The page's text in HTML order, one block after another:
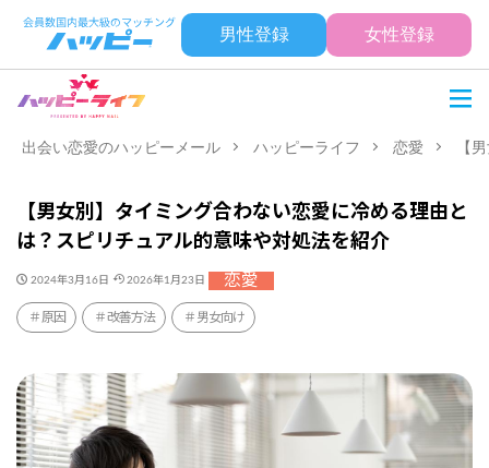
男性登録 女性登録
出会い恋愛のハッピーメール ハッピーライフ 恋愛 【
【男女別】タイミング合わない恋愛に冷める理由と
は？スピリチュアル的意味や対処法を紹介
2024年3月16日 2026年1月23日 恋愛
原因 改善方法 男女向け